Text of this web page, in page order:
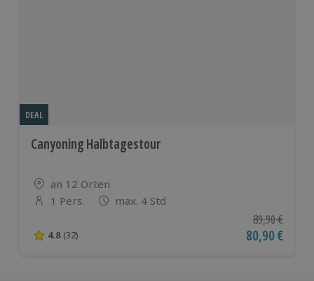
DEAL
Canyoning Halbtagestour
Standort
an 12 Orten
Anzahl der Teilnehmer
1 Pers. max. 4 Std
4.8 von 5 Sternen basierend auf 32 Bewertungen
4.8 (32)
89,90 €
Aktueller
80,90 €